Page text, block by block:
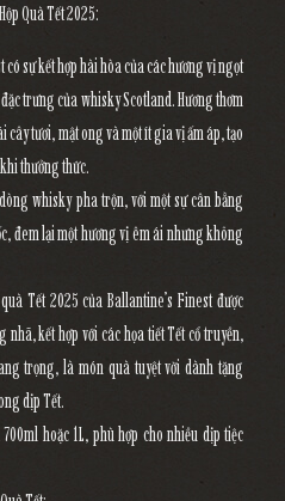
Quà Tết 2025:
sự kết hợp hài hòa của các hương vị ngọt
trưng của whisky Scotland. Hương thơm
tươi, mật ong và một ít gia vị ấm áp, tạo
thưởng thức.
whisky pha trộn, với một sự cân bằng
đem lại một hương vị êm ái nhưng không
Tết 2025 của Ballantine’s Finest được
nhã, kết hợp với các họa tiết Tết cổ truyền,
trọng, là món quà tuyệt vời dành tặng
dịp Tết.
hoặc 1L, phù hợp cho nhiều dịp tiệc